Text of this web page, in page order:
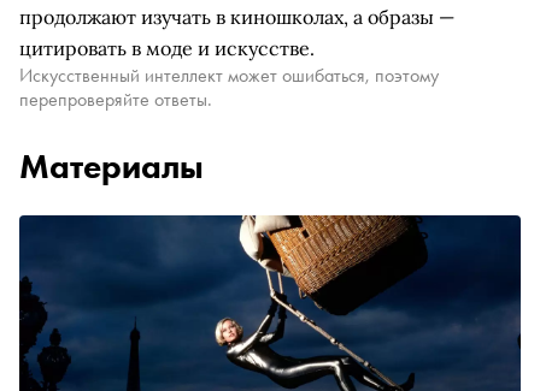
продолжают изучать в киношколах, а образы —
цитировать в моде и искусстве.
Искусственный интеллект может ошибаться, поэтому
перепроверяйте ответы.
Материалы